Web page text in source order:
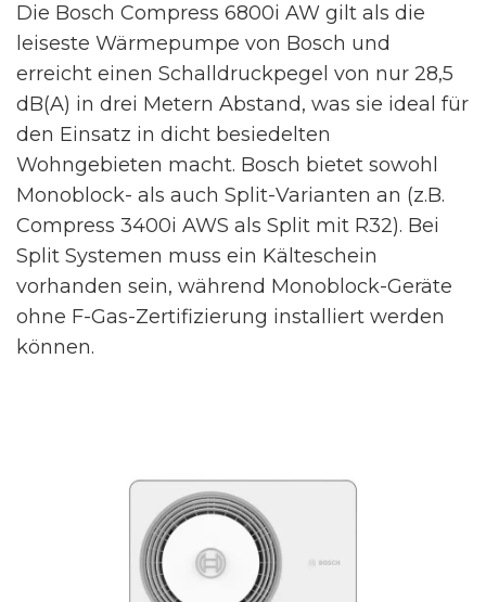
Die Bosch Compress 6800i AW gilt als die
leiseste Wärmepumpe von Bosch und
erreicht einen Schalldruckpegel von nur 28,5
dB(A) in drei Metern Abstand, was sie ideal für
den Einsatz in dicht besiedelten
Wohngebieten macht. Bosch bietet sowohl
Monoblock- als auch Split-Varianten an (z.B.
Compress 3400i AWS als Split mit R32). Bei
Split Systemen muss ein Kälteschein
vorhanden sein, während Monoblock-Geräte
ohne F-Gas-Zertifizierung installiert werden
können.